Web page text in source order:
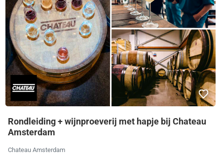
Rondleiding + wijnproeverij met hapje bij Chateau
Amsterdam
Chateau Amsterdam